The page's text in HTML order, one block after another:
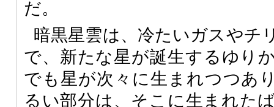
だ。
暗黒星雲は、冷たいガスやチ
で、新たな星が誕生するゆり
でも星が次々に生まれつつあ
るい部分は、そこに生まれた